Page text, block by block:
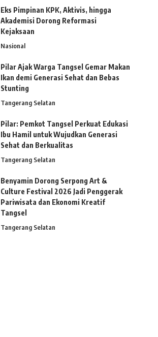
Eks Pimpinan KPK, Aktivis, hingga
Akademisi Dorong Reformasi
Kejaksaan
Nasional
Pilar Ajak Warga Tangsel Gemar Makan
Ikan demi Generasi Sehat dan Bebas
Stunting
Tangerang Selatan
Pilar: Pemkot Tangsel Perkuat Edukasi
Ibu Hamil untuk Wujudkan Generasi
Sehat dan Berkualitas
Tangerang Selatan
Benyamin Dorong Serpong Art &
Culture Festival 2026 Jadi Penggerak
Pariwisata dan Ekonomi Kreatif
Tangsel
Tangerang Selatan